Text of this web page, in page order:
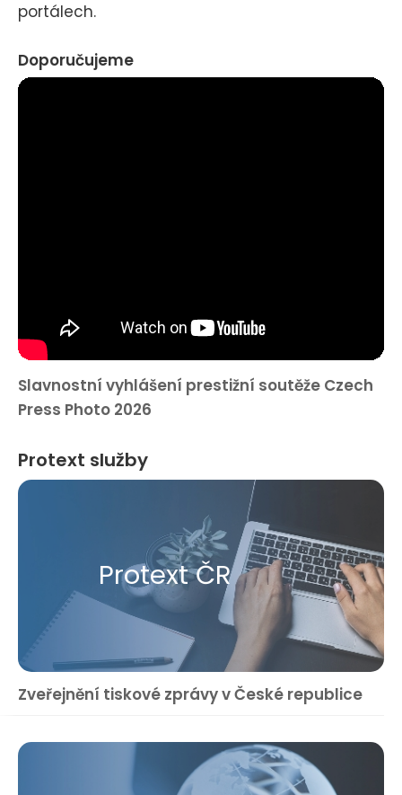
portálech.
Doporučujeme
Slavnostní vyhlášení prestižní soutěže Czech
Press Photo 2026
Protext služby
Protext ČR
Zveřejnění tiskové zprávy v České republice